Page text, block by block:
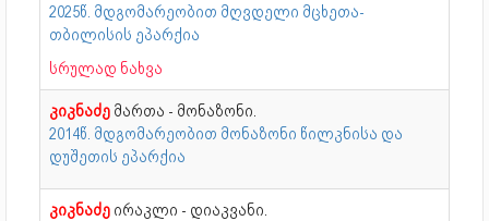
2025წ. მდგომარეობით მღვდელი მცხეთა-
თბილისის ეპარქია
სრულად ნახვა
კიკნაძე მართა - მონაზონი.
2014წ. მდგომარეობით მონაზონი წილკნისა და
დუშეთის ეპარქია
კიკნაძე ირაკლი - დიაკვანი.